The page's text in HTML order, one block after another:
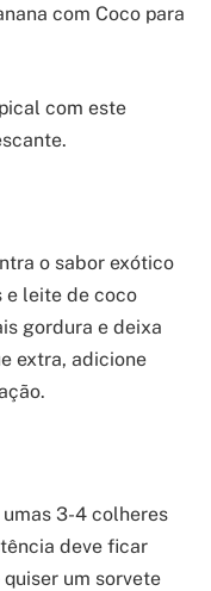
com Coco para
com este
o sabor exótico
e leite de coco
gordura e deixa
extra, adicione
3-4 colheres
deve ficar
um sorvete